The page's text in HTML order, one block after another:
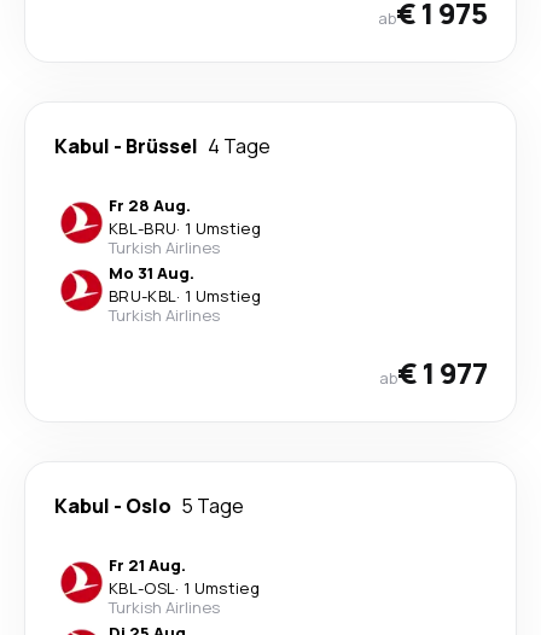
ab€ 1 975
Kabul - Brüssel 4 Tage
Fr 28 Aug.
KBL-BRU· 1 Umstieg
Turkish Airlines
Mo 31 Aug.
BRU-KBL· 1 Umstieg
Turkish Airlines
ab€ 1 977
Kabul - Oslo 5 Tage
Fr 21 Aug.
KBL-OSL· 1 Umstieg
Turkish Airlines